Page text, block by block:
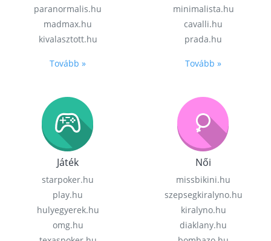
paranormalis.hu
madmax.hu
kivalasztott.hu
Tovább »
minimalista.hu
cavalli.hu
prada.hu
Tovább »
Játék
starpoker.hu
play.hu
hulyegyerek.hu
omg.hu
Női
missbikini.hu
szepsegkiralyno.hu
kiralyno.hu
diaklany.hu